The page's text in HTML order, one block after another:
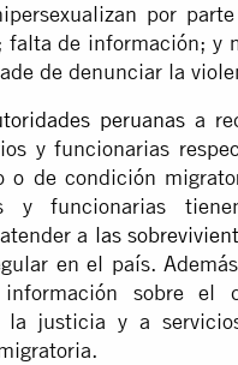
por
de información; y
de denunciar la
peruanas a
y funcionarias
o de condición
y funcionarias
a las
en el país.
sobre el
justicia y a